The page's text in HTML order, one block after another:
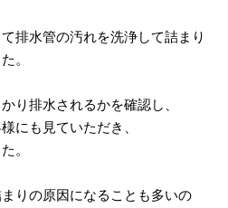
排水管の汚れを洗浄して詰まり
。
り排水されるかを確認し、
にも見ていただき、
。
りの原因になることも多いの